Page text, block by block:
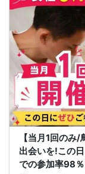
【当月1回のみ
出会いを!この
での参加率98％